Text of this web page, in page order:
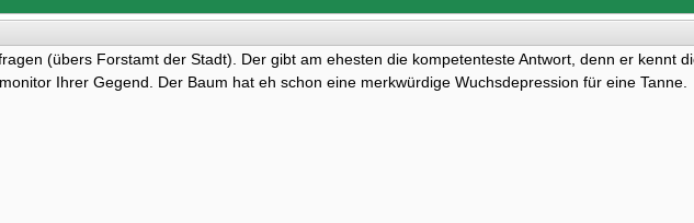
(übers Forstamt der Stadt). Der gibt am ehesten die kompetenteste Antwort, denn er kennt
Ihrer Gegend. Der Baum hat eh schon eine merkwürdige Wuchsdepression für eine Tanne.